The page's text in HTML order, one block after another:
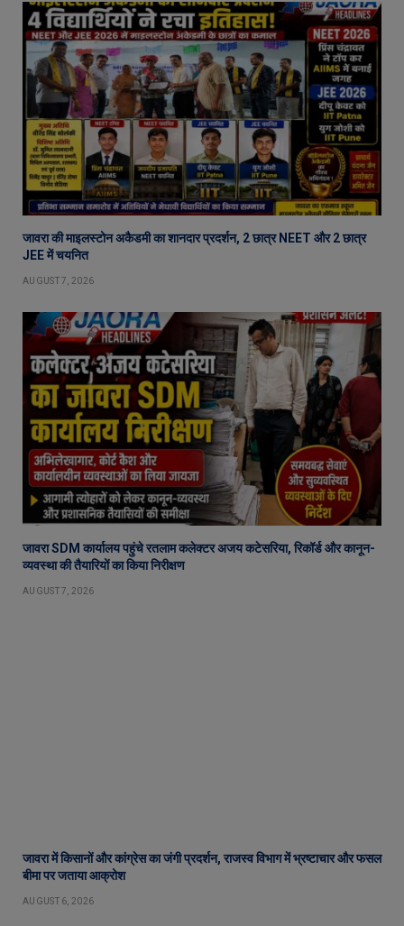
जावरा की माइलस्टोन अकैडमी का शानदार प्रदर्शन, 2 छात्र NEET और 2 छात्र
JEE में चयनित
AUGUST 7, 2026
जावरा SDM कार्यालय पहुंचे रतलाम कलेक्टर अजय कटेसरिया, रिकॉर्ड और कानून-
व्यवस्था की तैयारियों का किया निरीक्षण
AUGUST 7, 2026
जावरा में किसानों और कांग्रेस का जंगी प्रदर्शन, राजस्व विभाग में भ्रष्टाचार और फसल
बीमा पर जताया आक्रोश
AUGUST 6, 2026